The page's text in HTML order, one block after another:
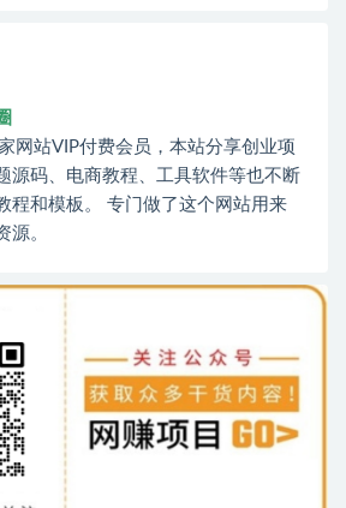
网站VIP付费会员，本站分享创业项
源码、电商教程、工具软件等也不断
程和模板。 专门做了这个网站用来
源。